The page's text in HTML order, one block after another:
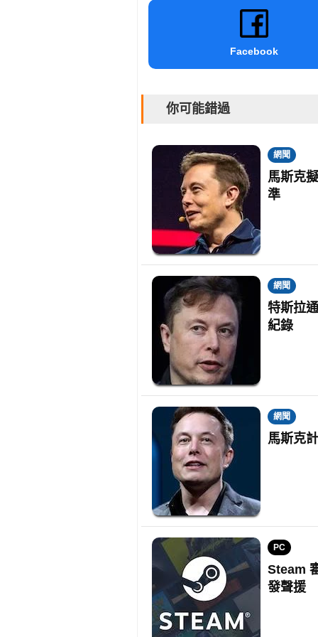
Facebook
你可能錯過
網聞
馬斯克
準
網聞
特斯拉
紀錄
網聞
馬斯克
PC
Steam
發聲援